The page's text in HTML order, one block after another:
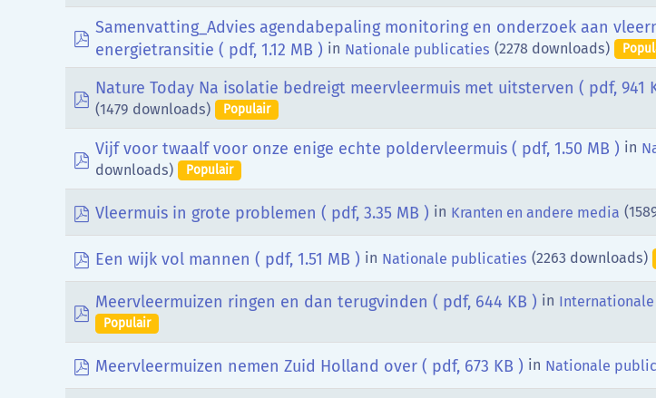
pdf
Samenvatting_Advies agendabepaling monitoring en onderzoek aan
energietransitie ( pdf, 1.12 MB ) in Nationale publicaties (2278 downloads)
pdf
Nature Today Na isolatie bedreigt meervleermuis met uitsterven ( pdf, 941
(1479 downloads)
Populair
pdf
Vijf voor twaalf voor onze enige echte poldervleermuis ( pdf, 1.50 MB ) in
downloads)
Populair
pdf
Vleermuis in grote problemen ( pdf, 3.35 MB ) in Kranten en andere media
pdf
Een wijk vol mannen ( pdf, 1.51 MB ) in Nationale publicaties (2263 downloads)
pdf
Meervleermuizen ringen en dan terugvinden ( pdf, 644 KB ) in
Populair
pdf
Meervleermuizen nemen Zuid Holland over ( pdf, 673 KB ) in Nationale